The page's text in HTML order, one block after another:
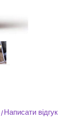
/Написати відгук